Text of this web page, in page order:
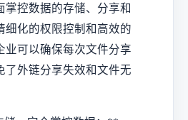
掌控数据的存储、分享和
细化的权限控制和高效的
业可以确保每次文件分享
了外链分享失效和文件无